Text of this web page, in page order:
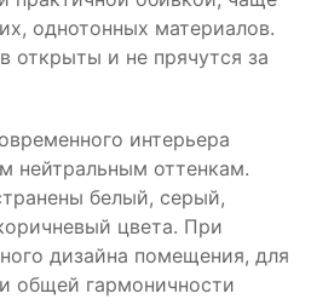
однотонных материалов.
открыты и не прячутся за
интерьера
нейтральным оттенкам.
белый, серый,
цвета. При
дизайна помещения, для
общей гармоничности